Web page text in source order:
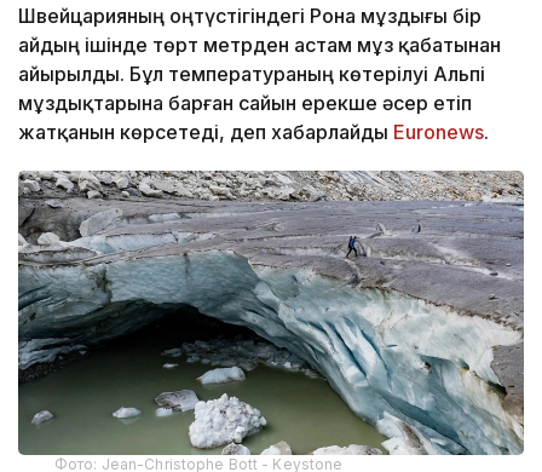
Швейцарияның оңтүстігіндегі Рона мұздығы бір
айдың ішінде төрт метрден астам мұз қабатынан
айырылды. Бұл температураның көтерілуі Альпі
мұздықтарына барған сайын ерекше әсер етіп
жатқанын көрсетеді, деп хабарлайды Еuronews.
Фото: Jean-Christophe Bott - Keystone